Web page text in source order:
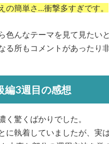
の簡単さ…衝撃多すぎです。
色んなテーマを見て見たい
る所もコメントがあったり
編3週目の感想
く驚くばかりでした。
に執着していましたが、実